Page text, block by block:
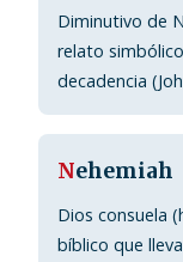
Diminutivo de
relato
decadencia
Nehemiah
Dios consuela
bíblico que